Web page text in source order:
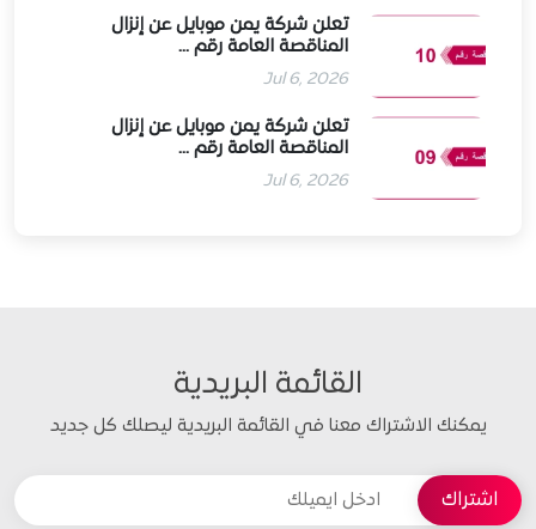
تعلن شركة يمن موبايل عن إنزال
المناقصة العامة رقم ...
Jul 6, 2026
تعلن شركة يمن موبايل عن إنزال
المناقصة العامة رقم ...
Jul 6, 2026
القائمة البريدية
يمكنك الاشتراك معنا في القائمة البريدية ليصلك كل جديد